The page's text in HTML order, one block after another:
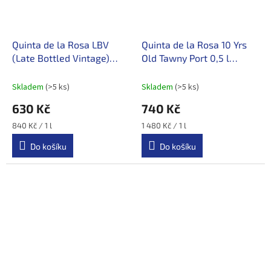
Quinta de la Rosa LBV
(Late Bottled Vintage)
Douro)
Skladem (>5 ks)
630 Kč
Měrná
cena:
840 Kč / 1 l
Do košíku
Quinta de la Rosa 10 Yrs
Old Tawny Port 0,5 l
Skladem (>5 ks)
740 Kč
Měrná
cena:
1 480 Kč / 1 l
Do košíku